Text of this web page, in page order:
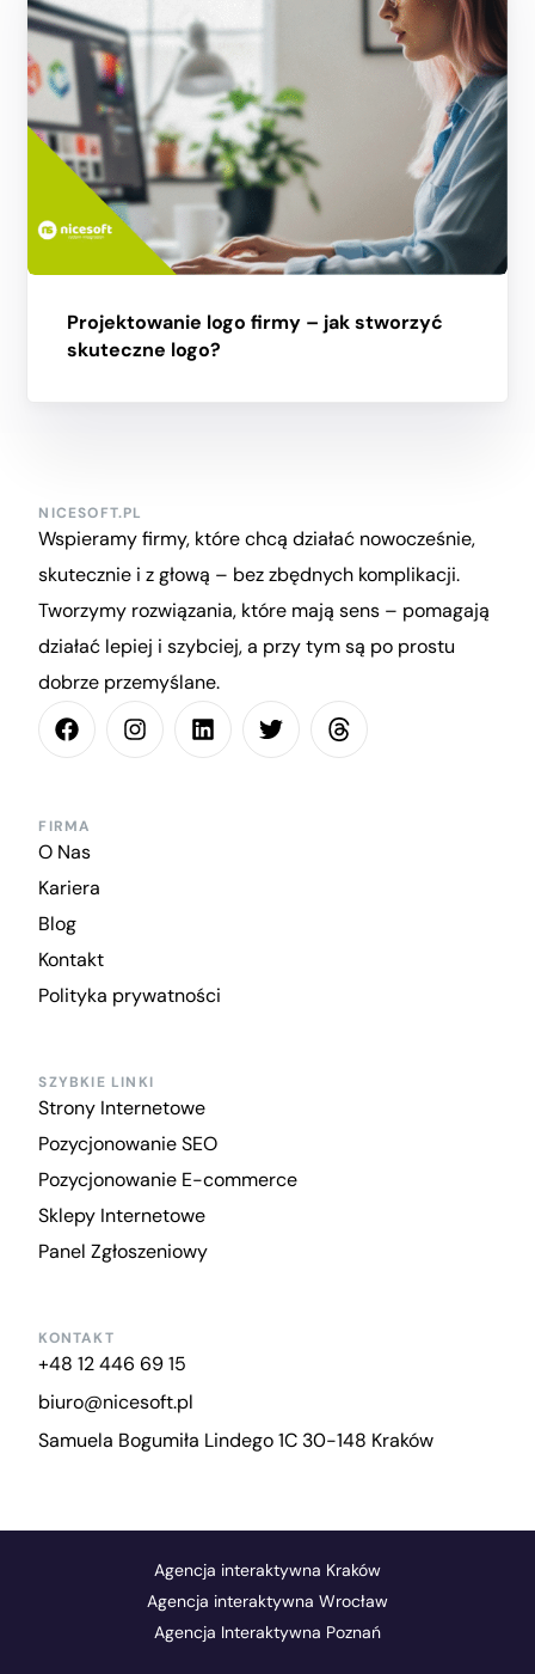
Projektowanie logo firmy – jak stworzyć
skuteczne logo?
NICESOFT.PL
Wspieramy firmy, które chcą działać nowocześnie,
skutecznie i z głową – bez zbędnych komplikacji.
Tworzymy rozwiązania, które mają sens – pomagają
działać lepiej i szybciej, a przy tym są po prostu
dobrze przemyślane.
FIRMA
O Nas
Kariera
Blog
Kontakt
Polityka prywatności
SZYBKIE LINKI
Strony Internetowe
Pozycjonowanie SEO
Pozycjonowanie E-commerce
Sklepy Internetowe
Panel Zgłoszeniowy
KONTAKT
+48 12 446 69 15
biuro@nicesoft.pl
Samuela Bogumiła Lindego 1C 30-148 Kraków
Agencja interaktywna Kraków
Agencja interaktywna Wrocław
Agencja Interaktywna Poznań